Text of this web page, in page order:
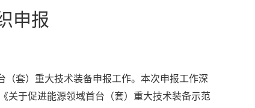
申报
（套）重大技术装备申报工作。本次申报工作深
关于促进能源领域首台（套）重大技术装备示范